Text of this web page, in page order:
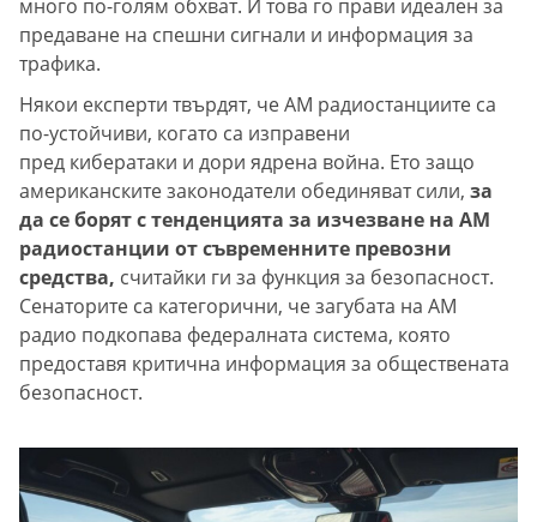
много по-голям обхват. И това го прави идеален за
предаване на спешни сигнали и информация за
трафика.
Някои експерти твърдят, че AM радиостанциите са
по-устойчиви, когато са изправени
пред кибератаки и дори ядрена война. Ето защо
американските законодатели обединяват сили, за
да се борят с тенденцията за изчезване на AM
радиостанции от съвременните превозни
средства, считайки ги за функция за безопасност.
Сенаторите са категорични, че загубата на AM
радио подкопава федералната система, която
предоставя критична информация за обществената
безопасност.